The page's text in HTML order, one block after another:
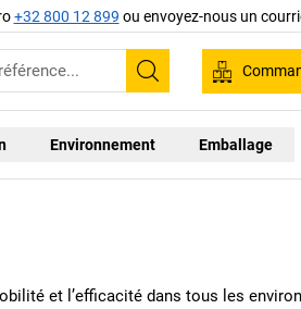
+32 800 12 899 ou envoyez-nous un
Recherche
Environnement Emballage
et l’efficacité dans tous les